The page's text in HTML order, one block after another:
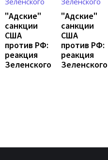
"Адские"
санкции
США
против РФ:
реакция
Зеленского
"Адские"
санкции
США
против РФ:
реакция
Зеленского